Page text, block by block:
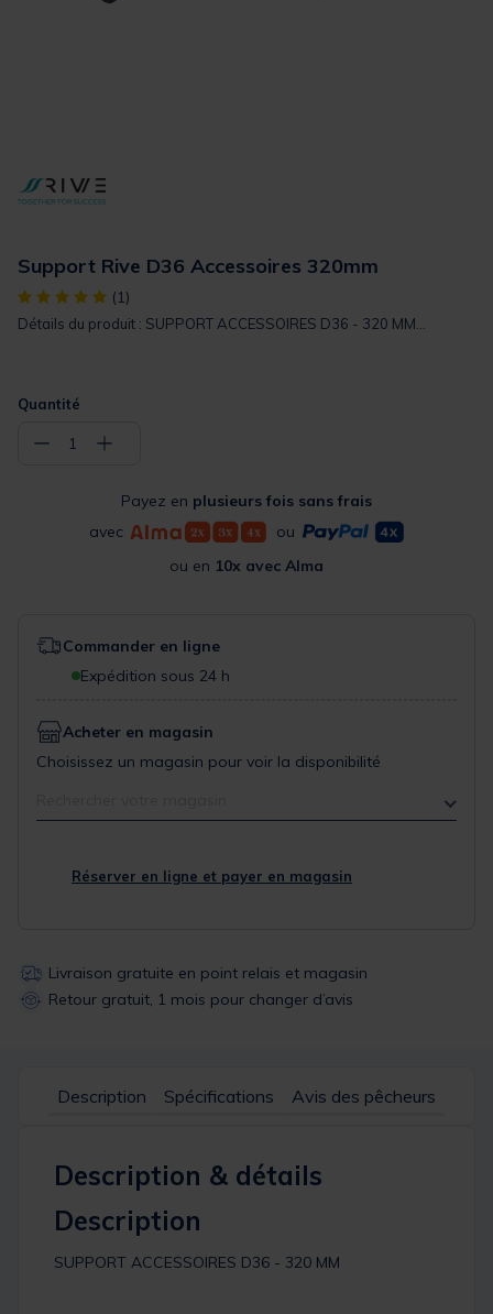
Support Rive D36 Accessoires 320mm
[object Object] out of 5 Customer Rating
(1)
Détails du produit : SUPPORT ACCESSOIRES D36 - 320 MM...
Quantité
− 1 +
Payez en plusieurs fois sans frais
avec
ou
ou en 10x avec Alma
Commander en ligne
Expédition sous 24 h
Acheter en magasin
Choisissez un magasin pour voir la disponibilité
Réserver en ligne et payer en magasin
Livraison gratuite en point relais et magasin
Retour gratuit, 1 mois pour changer d’avis
Description Spécifications Avis des pêcheurs
Description & détails
Description
SUPPORT ACCESSOIRES D36 - 320 MM